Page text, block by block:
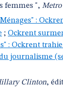
femmes ", Metro
:
; Ockrent
: Ockrent
journalisme
Clinton,